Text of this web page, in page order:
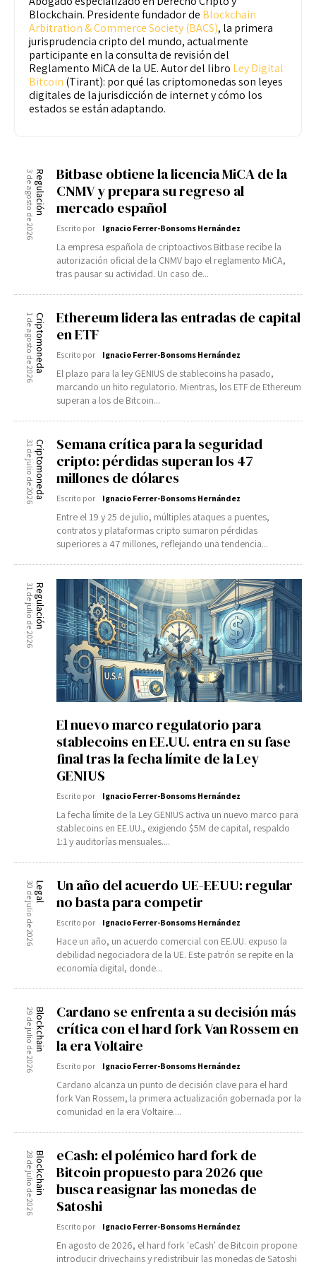
Enlaces útiles
Registro / Entrar
Suscribir
Contacto
Registro / Entrar Suscribir
Contacto
Privacidad Aviso Legal Política de cookies
Blockchain. Presidente fundador de Blockchain
Arbitration & Commerce Society (BACS), la primera
jurisprudencia cripto del mundo, actualmente
participante en la consulta de revisión del
Reglamento MiCA de la UE. Autor del libro Ley Digital
Bitcoin (Tirant): por qué las criptomonedas son leyes
digitales de la jurisdicción de internet y cómo los
estados se están adaptando.
Regulación
3 de agosto de 2026
Bitbase obtiene la licencia MiCA de la
CNMV y prepara su regreso al
mercado español
Escrito por Ignacio Ferrer-Bonsoms Hernández
La empresa española de criptoactivos Bitbase recibe la
autorización oficial de la CNMV bajo el reglamento MiCA,
tras pausar su actividad. Un caso de...
Criptomoneda
1 de agosto de 2026
Ethereum lidera las entradas de capital
en ETF
Escrito por Ignacio Ferrer-Bonsoms Hernández
El plazo para la ley GENIUS de stablecoins ha pasado,
marcando un hito regulatorio. Mientras, los ETF de Ethereum
superan a los de Bitcoin...
Criptomoneda
31 de julio de 2026
Semana crítica para la seguridad
cripto: pérdidas superan los 47
millones de dólares
Escrito por Ignacio Ferrer-Bonsoms Hernández
Entre el 19 y 25 de julio, múltiples ataques a puentes,
contratos y plataformas cripto sumaron pérdidas
superiores a 47 millones, reflejando una tendencia...
Regulación
31 de julio de 2026
El nuevo marco regulatorio para
stablecoins en EE.UU. entra en su fase
final tras la fecha límite de la Ley
GENIUS
Escrito por Ignacio Ferrer-Bonsoms Hernández
La fecha límite de la Ley GENIUS activa un nuevo marco para
stablecoins en EE.UU., exigiendo $5M de capital, respaldo
1:1 y auditorías mensuales....
Legal
30 de julio de 2026
Un año del acuerdo UE-EEUU: regular
no basta para competir
Escrito por Ignacio Ferrer-Bonsoms Hernández
Hace un año, un acuerdo comercial con EE.UU. expuso la
debilidad negociadora de la UE. Este patrón se repite en la
economía digital, donde...
Blockchain
29 de julio de 2026
Cardano se enfrenta a su decisión más
crítica con el hard fork Van Rossem en
la era Voltaire
Escrito por Ignacio Ferrer-Bonsoms Hernández
Cardano alcanza un punto de decisión clave para el hard
fork Van Rossem, la primera actualización gobernada por la
comunidad en la era Voltaire....
Blockchain
28 de julio de 2026
eCash: el polémico hard fork de
Bitcoin propuesto para 2026 que
busca reasignar las monedas de
Satoshi
Escrito por Ignacio Ferrer-Bonsoms Hernández
En agosto de 2026, el hard fork 'eCash' de Bitcoin propone
introducir drivechains y redistribuir las monedas de Satoshi